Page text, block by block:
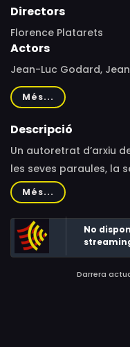
Directors
Florence Platarets
Actors
Jean-Luc Godard,
François Truffaut,
Nathalie Baye, Johnny
Wiazemsky, Michel
Més...
Descripció
Un autoretrat d’arxiu
les seves paraules, la
documental narra la
d’un home que
fins al punt de fondre’s
Més...
No
Darrera